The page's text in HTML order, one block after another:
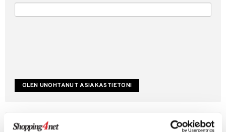
Luo uusi asiakas